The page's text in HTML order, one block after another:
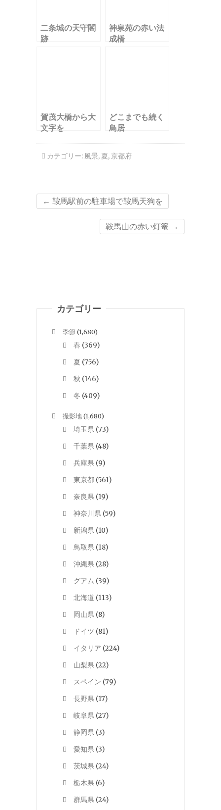
二条城の天守閣
跡
神泉苑の赤い法
成橋
賀茂大橋から大
文字を
どこまでも続く
鳥居
カテゴリー: 風景, 夏, 京都府
← 鞍馬駅前の駐車場で鞍馬天狗を
鞍馬山の赤い灯篭 →
カテゴリー
季節 (1,680)
春 (369)
夏 (756)
秋 (146)
冬 (409)
撮影地(1,680)
埼玉県 (73)
千葉県 (48)
兵庫県 (9)
東京都 (561)
奈良県 (19)
神奈川県 (59)
新潟県 (10)
鳥取県 (18)
沖縄県 (28)
グアム (39)
北海道 (113)
岡山県 (8)
ドイツ (81)
イタリア (224)
山梨県 (22)
スペイン (79)
長野県 (17)
岐阜県 (27)
静岡県 (3)
愛知県 (3)
茨城県 (24)
栃木県 (6)
群馬県 (24)